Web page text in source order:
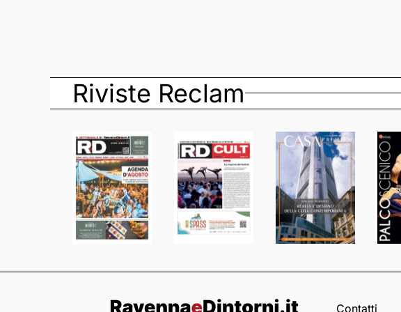
Riviste Reclam
Contatti